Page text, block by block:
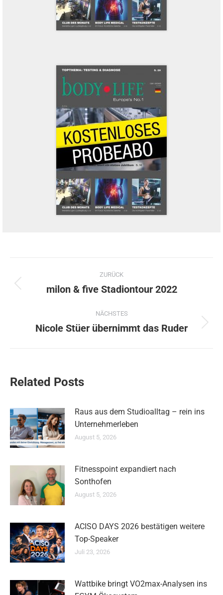
Kommentarnavigation
ZURÜCK
Vorheriger
milon & five Stadiontour 2022
NÄCHSTES
Nächster
Nicole Stüer übernimmt das Ruder
Related Posts
Raus aus dem Studioalltag – rein ins
Unternehmerleben
August 5, 2026
Fitnesspoint expandiert nach
Sonthofen
August 5, 2026
ACISO DAYS 2026 bestätigen weitere
Top-Speaker
Juli 23, 2026
Wattbike bringt VO2max-Analysen ins